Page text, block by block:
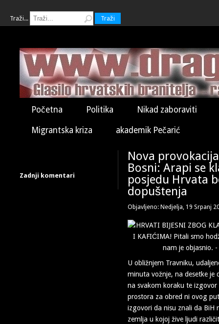
Traži... Traži
Početna Politika Nikad zaboraviti
Migrantska kriza akademik Pečarić
Zadnji komentari
Nova
Bosni: Arapi se
posjedu Hrvata
dopuštenja
Objavljeno: Nedjelja, 19 Srpanj
U obližnjem Travniku,
minuta vožnje, na desetke je
na svakom koraku te
prostora za obred ni ovog
izgovori da nisu znali da BiH
zemlja u kojoj žive ljudi